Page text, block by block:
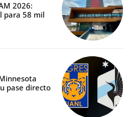
2026:
para 58 mil
pase directo